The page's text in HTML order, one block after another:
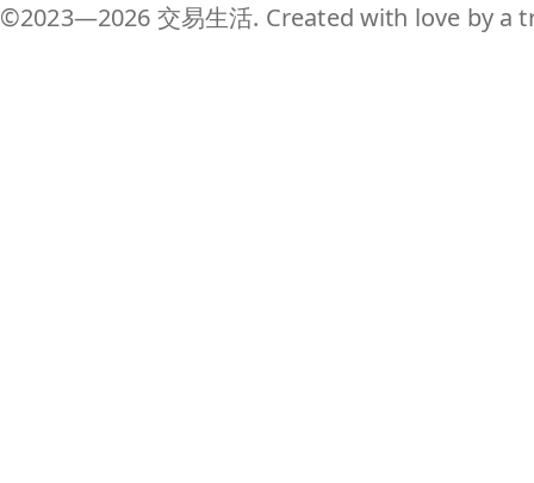
©2023—2026 交易生活. Created with love by a